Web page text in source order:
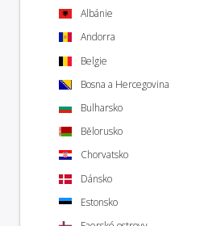
Albánie
Andorra
Belgie
Bosna a Hercegovina
Bulharsko
Bělorusko
Chorvatsko
Dánsko
Estonsko